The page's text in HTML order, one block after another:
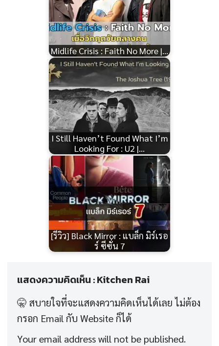
Midlife Crisis : Faith No More |…
I Still Haven’t Found What I’m
Looking For : U2 |…
[รีวิว] Black Mirror : แบล็ก มิร์เรอ
ร์ ซีซั่น 7
แสดงความคิดเห็น : Kitchen Rai
Your email address will not be published.